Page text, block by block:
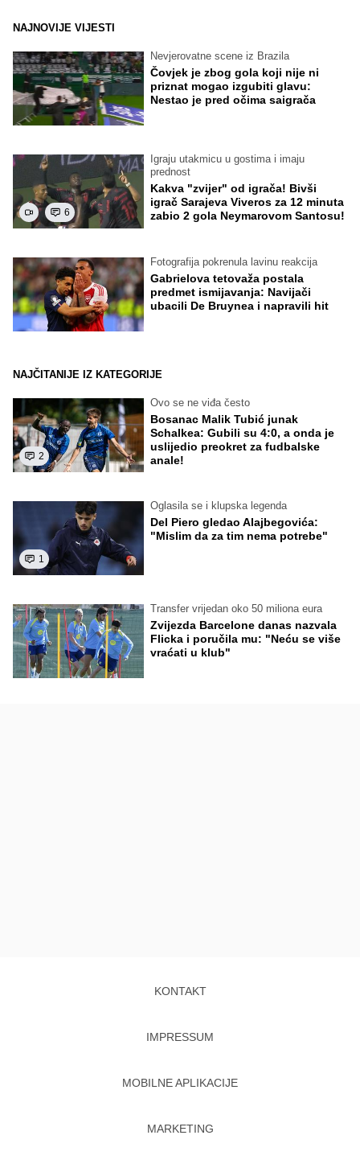
NAJNOVIJE VIJESTI
Nevjerovatne scene iz Brazila
Čovjek je zbog gola koji nije ni
priznat mogao izgubiti glavu:
Nestao je pred očima saigrača
6
Igraju utakmicu u gostima i imaju
prednost
Kakva "zvijer" od igrača! Bivši
igrač Sarajeva Viveros za 12 minuta
zabio 2 gola Neymarovom Santosu!
Fotografija pokrenula lavinu reakcija
Gabrielova tetovaža postala
predmet ismijavanja: Navijači
ubacili De Bruynea i napravili hit
NAJČITANIJE IZ KATEGORIJE
2
Ovo se ne viđa često
Bosanac Malik Tubić junak
Schalkea: Gubili su 4:0, a onda je
uslijedio preokret za fudbalske
anale!
1
Oglasila se i klupska legenda
Del Piero gledao Alajbegovića:
"Mislim da za tim nema potrebe"
Transfer vrijedan oko 50 miliona eura
Zvijezda Barcelone danas nazvala
Flicka i poručila mu: "Neću se više
vraćati u klub"
KONTAKT
IMPRESSUM
MOBILNE APLIKACIJE
MARKETING